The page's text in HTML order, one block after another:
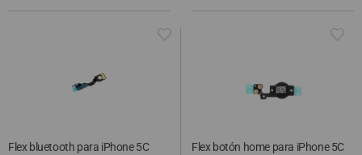
Flex bluetooth para iPhone 5C Flex botón home para iPhone 5C